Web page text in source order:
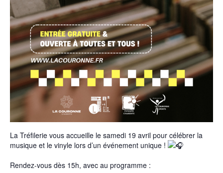
La Tréfilerie vous accueille le samedi 19 avril pour célébrer la
musique et le vinyle lors d’un événement unique !
Rendez-vous dès 15h, avec au programme :